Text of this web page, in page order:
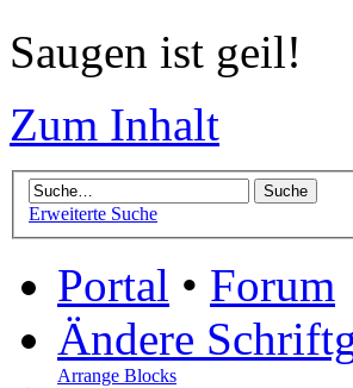
Saugen ist geil!
Zum Inhalt
Erweiterte Suche
Portal • Forum
Ändere
Arrange Blocks